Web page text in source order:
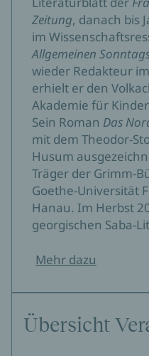
Zeitung, danach bis
im
Allgemeinen
wieder Redakteur
erhielt er den
Akademie für
Sein Roman Das
mit dem Theodor-
Husum
Träger der Grimm-
Goethe-Universität
Hanau. Im Herbst
georgischen Saba-
Mehr dazu
Übersicht